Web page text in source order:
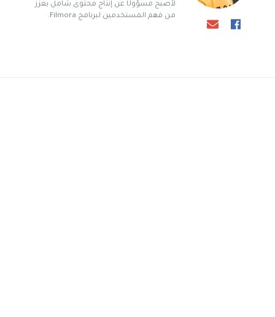
لأصبح مسؤولًا عن إنتاج محتوى شامل يعزز
من فهم المستخدمين لبرنامج Filmora.